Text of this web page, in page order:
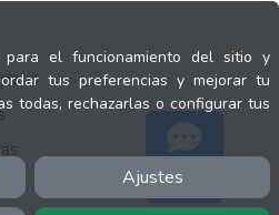
para el funcionamiento del sitio y
tus preferencias y mejorar tu
todas, rechazarlas o configurar tus
AjustesSoporte